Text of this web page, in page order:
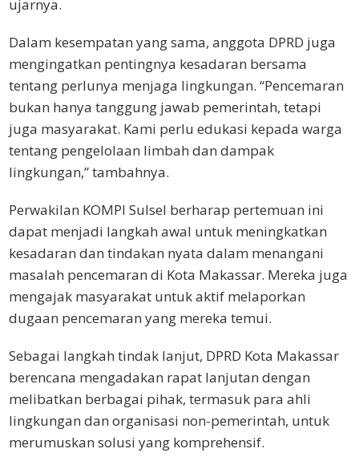
ujarnya.
Dalam kesempatan yang sama, anggota DPRD juga
mengingatkan pentingnya kesadaran bersama
tentang perlunya menjaga lingkungan. “Pencemaran
bukan hanya tanggung jawab pemerintah, tetapi
juga masyarakat. Kami perlu edukasi kepada warga
tentang pengelolaan limbah dan dampak
lingkungan,” tambahnya.
Perwakilan KOMPI Sulsel berharap pertemuan ini
dapat menjadi langkah awal untuk meningkatkan
kesadaran dan tindakan nyata dalam menangani
masalah pencemaran di Kota Makassar. Mereka juga
mengajak masyarakat untuk aktif melaporkan
dugaan pencemaran yang mereka temui.
Sebagai langkah tindak lanjut, DPRD Kota Makassar
berencana mengadakan rapat lanjutan dengan
melibatkan berbagai pihak, termasuk para ahli
lingkungan dan organisasi non-pemerintah, untuk
merumuskan solusi yang komprehensif.